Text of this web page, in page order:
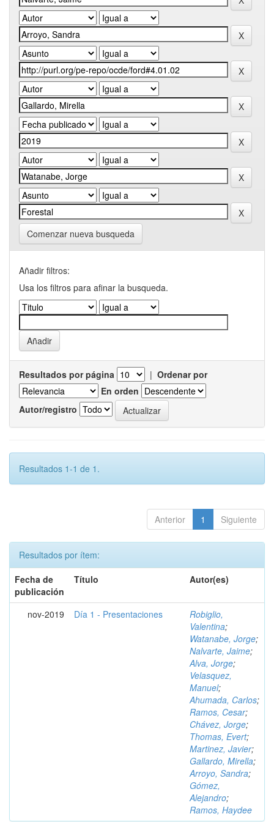
Comenzar nueva busqueda
Añadir filtros:
Usa los filtros para afinar la busqueda.
Resultados por página | Ordenar por
En orden
Autor/registro
Resultados 1-1 de 1.
Anterior 1 Siguiente
Resultados por ítem:
Fecha de
publicación
Título Autor(es)
nov-2019 Día 1 - Presentaciones
Robiglio,
Valentina;
Watanabe, Jorge;
Nalvarte, Jaime;
Alva, Jorge;
Velasquez,
Manuel;
Ahumada, Carlos;
Ramos, Cesar;
Chávez, Jorge;
Thomas, Evert;
Martinez, Javier;
Gallardo, Mirella;
Arroyo, Sandra;
Gómez,
Alejandro;
Ramos, Haydee